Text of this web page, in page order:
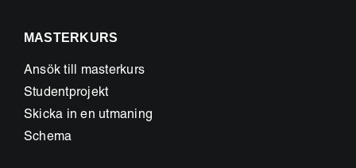
MASTERKURS
Ansök till masterkurs
Studentprojekt
Skicka in en utmaning
Schema